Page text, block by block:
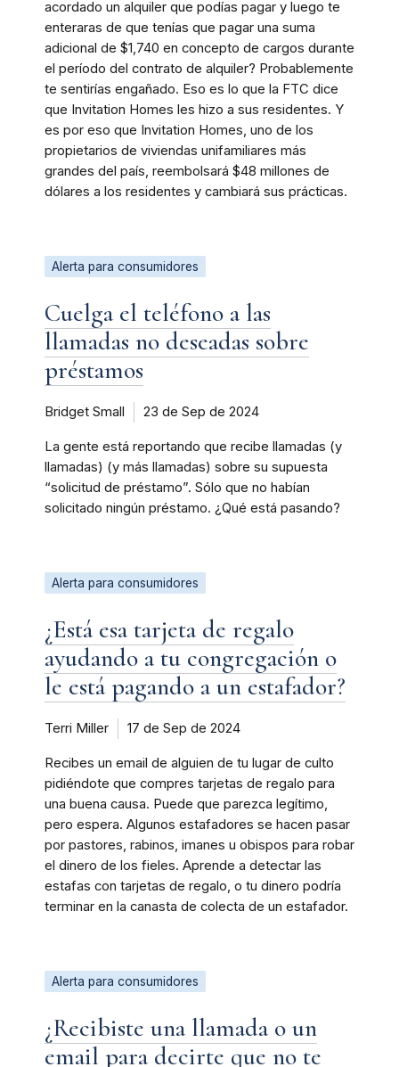
acordado un alquiler que podías pagar y luego te
enteraras de que tenías que pagar una suma
adicional de $1,740 en concepto de cargos durante
el período del contrato de alquiler? Probablemente
te sentirías engañado. Eso es lo que la FTC dice
que Invitation Homes les hizo a sus residentes. Y
es por eso que Invitation Homes, uno de los
propietarios de viviendas unifamiliares más
grandes del país, reembolsará $48 millones de
dólares a los residentes y cambiará sus prácticas.
Alerta para consumidores
Cuelga el teléfono a las
llamadas no deseadas sobre
préstamos
Bridget Small 23 de Sep de 2024
La gente está reportando que recibe llamadas (y
llamadas) (y más llamadas) sobre su supuesta
“solicitud de préstamo”. Sólo que no habían
solicitado ningún préstamo. ¿Qué está pasando?
Alerta para consumidores
¿Está esa tarjeta de regalo
ayudando a tu congregación o
le está pagando a un estafador?
Terri Miller 17 de Sep de 2024
Recibes un email de alguien de tu lugar de culto
pidiéndote que compres tarjetas de regalo para
una buena causa. Puede que parezca legítimo,
pero espera. Algunos estafadores se hacen pasar
por pastores, rabinos, imanes u obispos para robar
el dinero de los fieles. Aprende a detectar las
estafas con tarjetas de regalo, o tu dinero podría
terminar en la canasta de colecta de un estafador.
Alerta para consumidores
¿Recibiste una llamada o un
email para decirte que no te